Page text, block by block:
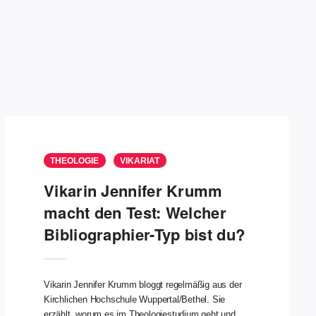
THEOLOGIE VIKARIAT
Vikarin Jennifer Krumm
macht den Test: Welcher
Bibliographier-Typ bist du?
Vikarin Jennifer Krumm bloggt regelmäßig aus der
Kirchlichen Hochschule Wuppertal/Bethel. Sie